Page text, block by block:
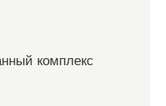
комплекс